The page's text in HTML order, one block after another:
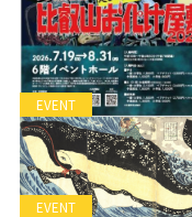
EVENT
EVENT